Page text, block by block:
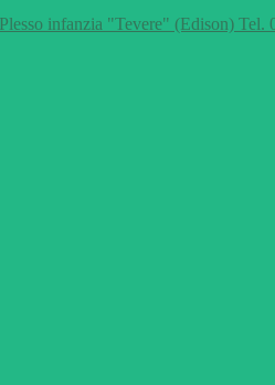
infanzia "Tevere" (Edison)